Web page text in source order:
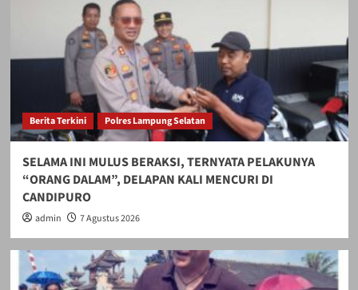
Berita Terkini Polres Lampung Selatan
SELAMA INI MULUS BERAKSI, TERNYATA PELAKUNYA
“ORANG DALAM”, DELAPAN KALI MENCURI DI
CANDIPURO
admin 7 Agustus 2026